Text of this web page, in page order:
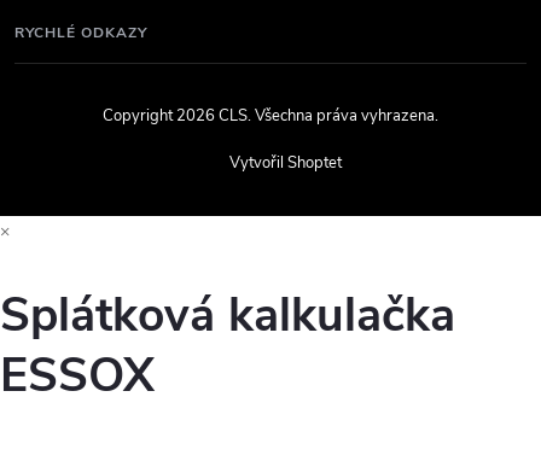
RYCHLÉ ODKAZY
Vytvořil Shoptet
Copyright 2026CLS. Všechna práva vyhrazena.
×
Splátková kalkulačka
ESSOX